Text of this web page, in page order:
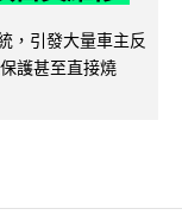
，引發大量車主反
護甚至直接燒